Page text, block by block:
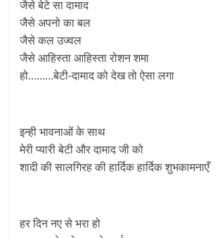
जैसे बेटे सा दामाद
जैसे अपनो का बल
जैसे कल उज्वल
जैसे आहिस्ता आहिस्ता रोशन शमा
हो………बेटी-दामाद को देख तो ऐसा लगा
इन्ही भावनाओं के साथ
मेरी प्यारी बेटी और दामाद जी को
शादी की सालगिरह की हार्दिक हार्दिक शुभकामनाएँ
हर दिन नए से भरा हो